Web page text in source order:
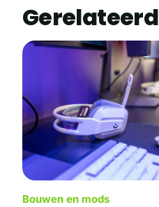
Gerelateerd
Bouwen en mods